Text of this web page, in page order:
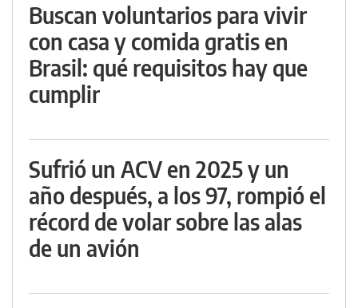
Buscan voluntarios para vivir
con casa y comida gratis en
Brasil: qué requisitos hay que
cumplir
Sufrió un ACV en 2025 y un
año después, a los 97, rompió el
récord de volar sobre las alas
de un avión